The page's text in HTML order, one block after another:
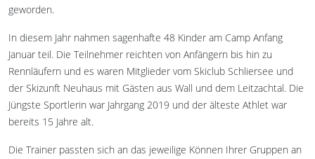
geworden.
In diesem Jahr nahmen sagenhafte 48 Kinder am Camp Anfang
Januar teil. Die Teilnehmer reichten von Anfängern bis hin zu
Rennläufern und es waren Mitglieder vom Skiclub Schliersee und
der Skizunft Neuhaus mit Gästen aus Wall und dem Leitzachtal. Die
Jüngste Sportlerin war Jahrgang 2019 und der älteste Athlet war
bereits 15 Jahre alt.
Die Trainer passten sich an das jeweilige Können Ihrer Gruppen an